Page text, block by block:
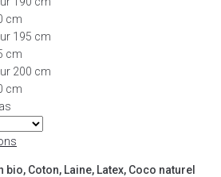
cm
cm
cm
bio, Coton, Laine, Latex, Coco naturel